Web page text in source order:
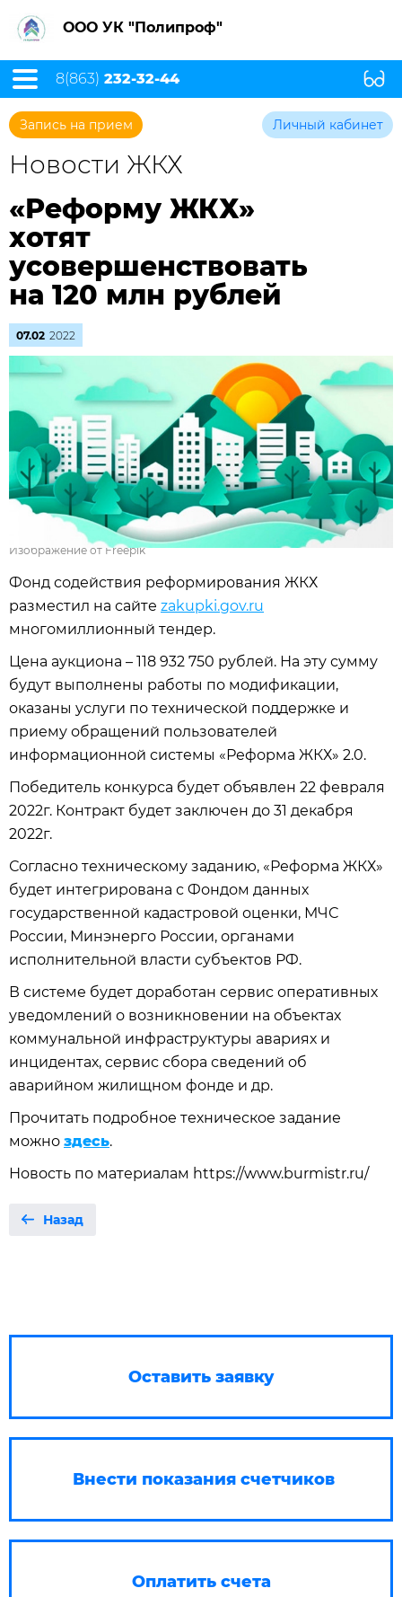
ООО УК "Полипроф"
8(863) 232-32-44
Запись на прием Личный кабинет
Новости ЖКХ
«Реформу ЖКХ»
хотят
усовершенствовать
на 120 млн рублей
07.02 2022
Изображение от Freepik
Фонд содействия реформирования ЖКХ
разместил на сайте zakupki.gov.ru
многомиллионный тендер.
Цена аукциона – 118 932 750 рублей. На эту сумму
будут выполнены работы по модификации,
оказаны услуги по технической поддержке и
приему обращений пользователей
информационной системы «Реформа ЖКХ» 2.0.
Победитель конкурса будет объявлен 22 февраля
2022г. Контракт будет заключен до 31 декабря
2022г.
Согласно техническому заданию, «Реформа ЖКХ»
будет интегрирована с Фондом данных
государственной кадастровой оценки, МЧС
России, Минэнерго России, органами
исполнительной власти субъектов РФ.
В системе будет доработан сервис оперативных
уведомлений о возникновении на объектах
коммунальной инфраструктуры авариях и
инцидентах, сервис сбора сведений об
аварийном жилищном фонде и др.
Прочитать подробное техническое задание
можно здесь.
Новость по материалам https://www.burmistr.ru/
Назад
Оставить заявку
Внести показания счетчиков
Оплатить счета